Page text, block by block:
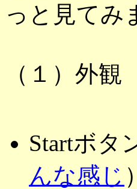
っと見てみ
（１）外観
Startボタ
んな感じ ）